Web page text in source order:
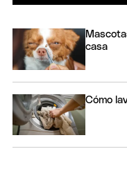
casa
Cómo